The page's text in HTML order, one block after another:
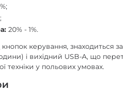
20% - 1%.
керування, знаходиться
і вихідний USB-A, що
техніки у польових умовах.